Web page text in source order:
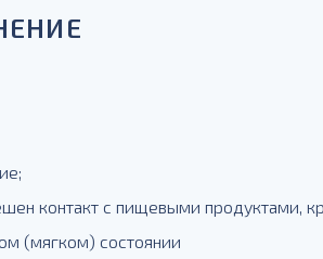
контакт с пищевыми продуктами,
(мягком) состоянии